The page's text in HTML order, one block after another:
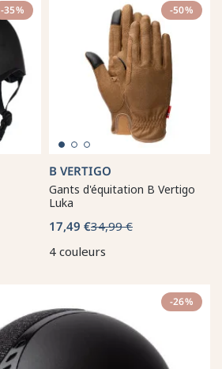
-35% -50%
B VERTIGO
Gants d'équitation B Vertigo
Luka
17,49 €34,99 €
4 couleurs
-26%